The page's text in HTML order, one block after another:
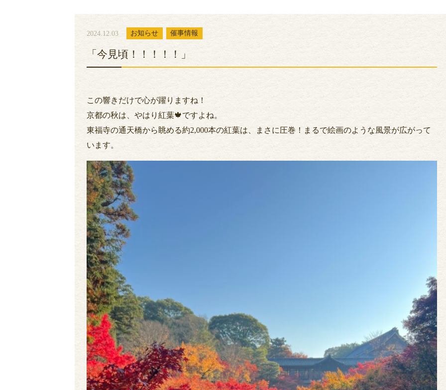
2024.12.03 お知らせ 催事情報
「今見頃！！！！！」
この響きだけで心が躍りますね！
京都の秋は、やはり紅葉🍁ですよね。
東福寺の通天橋から眺める約2,000本の紅葉は、まさに圧巻！まるで絵画のような風景が広がって
います。